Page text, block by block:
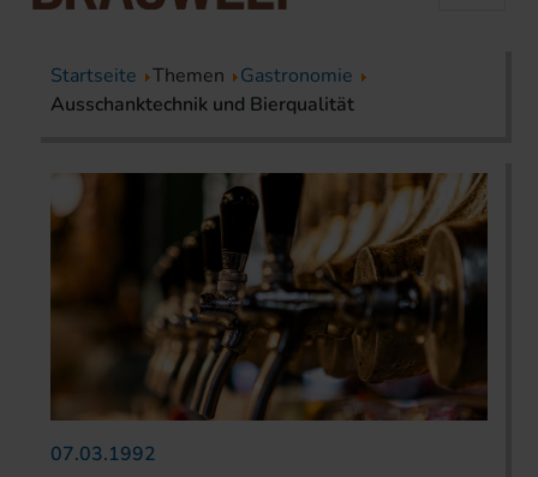
Startseite Themen
Gastronomie
Ausschanktechnik und Bierqualität
07.03.1992